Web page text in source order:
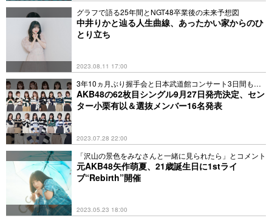
グラフで語る25年間とNGT48卒業後の未来予想図
中井りかと辿る人生曲線、あったかい家からのひ
とり立ち
2023.08.11 17:00
3年10ヵ月ぶり握手会と日本武道館コンサート3日間も決
定
AKB48の62枚目シングル9月27日発売決定、セン
ター⼩栗有以＆選抜メンバー16名発表
2023.07.28 22:00
「沢山の景色をみなさんと一緒に見られたら」とコメント
元AKB48矢作萌夏、21歳誕生日に1stライ
ブ“Rebirth”開催
2023.05.23 18:00